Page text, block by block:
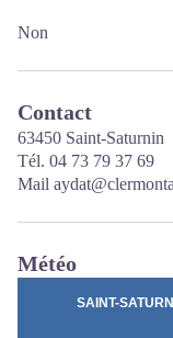
Non
Contact
63450 Saint-Saturnin
Tél. 04 73 79 37 69
Mail
Météo